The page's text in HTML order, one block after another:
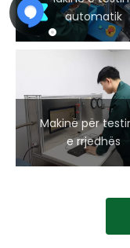
automatik
Makinë për
e rrjedhës